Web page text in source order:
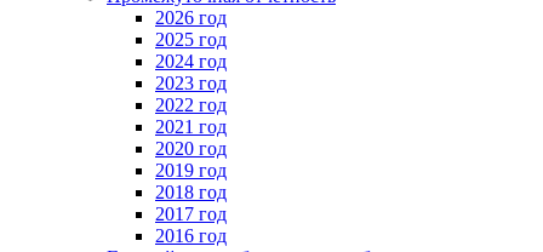
2026 год
2025 год
2024 год
2023 год
2022 год
2021 год
2020 год
2019 год
2018 год
2017 год
2016 год